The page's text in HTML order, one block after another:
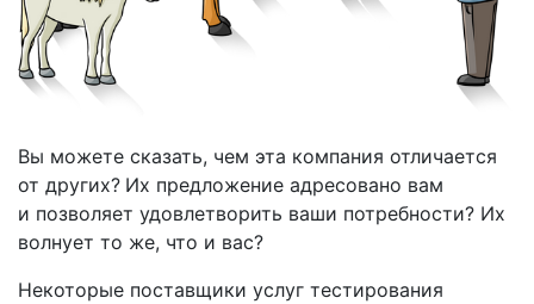
Вы можете сказать, чем эта компания отличается
от других? Их предложение адресовано вам
и позволяет удовлетворить ваши потребности? Их
волнует то же, что и вас?
Некоторые поставщики услуг тестирования